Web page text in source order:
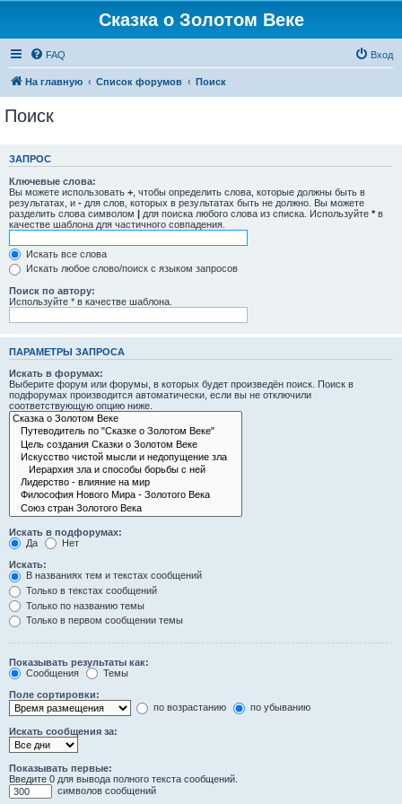
Сказка о Золотом Веке
FAQ Вход
На главную Список форумов Поиск
Поиск
ЗАПРОС
Ключевые слова:
Вы можете использовать + , чтобы определить слова, которые должны быть в
результатах, и - для слов, которых в результатах быть не должно. Вы можете
разделить слова символом | для поиска любого слова из списка. Используйте * в
качестве шаблона для частичного совпадения.
Искать все слова
Искать любое слово/поиск с языком запросов
Поиск по автору:
Используйте * в качестве шаблона.
ПАРАМЕТРЫ ЗАПРОСА
Искать в форумах:
Выберите форум или форумы, в которых будет произведён поиск. Поиск в
подфорумах производится автоматически, если вы не отключили
соответствующую опцию ниже.
Искать в подфорумах:
Да
Нет
Искать:
В названиях тем и текстах сообщений
Только в текстах сообщений
Только по названию темы
Только в первом сообщении темы
Показывать результаты как:
Сообщения
Темы
Поле сортировки:
по возрастанию
по убыванию
Искать сообщения за:
Показывать первые:
Введите 0 для вывода полного текста сообщений.
символов сообщений